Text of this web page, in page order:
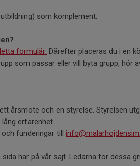
som komplement.
formulär. Därefter placeras du i en
som passar eller vill byta grupp, hör
årsmöte och en styrelse. Styrelsen
erfarenhet.
funderingar till
här på vår sajt. Ledarna för dessa